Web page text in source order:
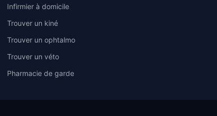
Infirmier à domicile
Trouver un kiné
Trouver un ophtalmo
Trouver un véto
Pharmacie de garde